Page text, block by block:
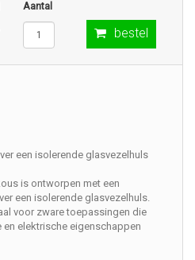
Aantal
bestel
een isolerende glasvezelhuls
is ontworpen met een
een isolerende glasvezelhuls.
voor zware toepassingen die
elektrische eigenschappen